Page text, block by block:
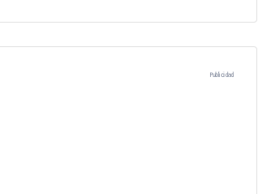
Publicidad